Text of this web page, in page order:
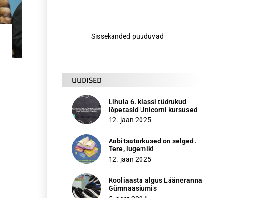
Sissekanded puuduvad
UUDISED
Lihula 6. klassi tüdrukud
lõpetasid Unicorni kursused
12. jaan 2025
Aabitsatarkused on selged.
Tere, lugemik!
12. jaan 2025
Kooliaasta algus Lääneranna
Gümnaasiumis